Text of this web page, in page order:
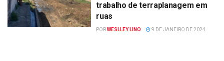
trabalho de terraplanagem em
ruas
PORWESLLEY LINO 9 DE JANEIRO DE 2024